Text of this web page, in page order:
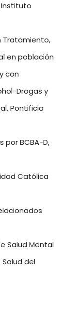
Instituto
Tratamiento,
en población
con
Drogas y
Pontificia
por BCBA-D,
Católica
Salud Mental
Salud del